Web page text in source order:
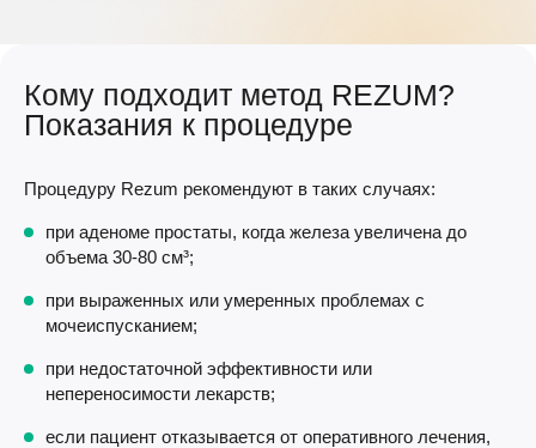
Кому подходит метод REZUM?
Показания к процедуре
Процедуру Rezum рекомендуют в таких случаях:
при аденоме простаты, когда железа увеличена до
объема 30-80 см³;
при выраженных или умеренных проблемах с
мочеиспусканием;
при недостаточной эффективности или
непереносимости лекарств;
если пациент отказывается от оперативного лечения,